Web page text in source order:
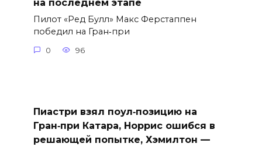
на последнем этапе
Пилот «Ред Булл» Макс Ферстаппен
победил на Гран‑при
0 96
Пиастри взял поул‑позицию на
Гран‑при Катара, Норрис ошибся в
решающей попытке, Хэмилтон —